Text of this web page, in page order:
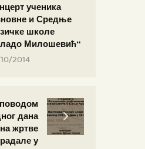
ученика
и Средње
школе
Милошевић“
2014
дана
жртве
у